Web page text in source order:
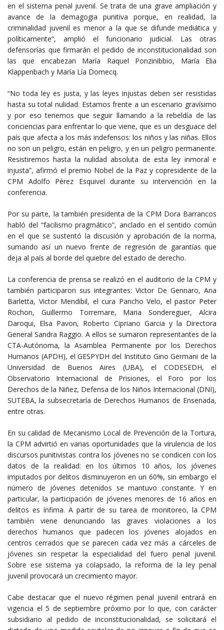
en el sistema penal juvenil. Se trata de una grave ampliación y
avance de la demagogia punitiva porque, en realidad, la
criminalidad juvenil es menor a la que se difunde mediática y
políticamente”, amplió el funcionario judicial. Las otras
defensorías que firmarán el pedido de inconstitucionalidad son
las que encabezan María Raquel Ponzinibbio, María Elia
Klappenbach y María Lía Domecq.
“No toda ley es justa, y las leyes injustas deben ser resistidas
hasta su total nulidad. Estamos frente a un escenario gravísimo
y por eso tenemos que seguir llamando a la rebeldía de las
conciencias para enfrentar lo que viene, que es un desguace del
país que afecta a los más indefensos: los niños y las niñas. Ellos
no son un peligro, están en peligro, y en un peligro permanente.
Resistiremos hasta la nulidad absoluta de esta ley inmoral e
injusta”, afirmó el premio Nobel de la Paz y copresidente de la
CPM Adolfo Pérez Esquivel durante su intervención en la
conferencia.
Por su parte, la también presidenta de la CPM Dora Barrancos
habló del “facilismo pragmático”, anclado en el sentido común
en el que se sustentó la discusión y aprobación de la norma,
sumando así un nuevo frente de regresión de garantías que
deja al país al borde del quiebre del estado de derecho.
La conferencia de prensa se realizó en el auditorio de la CPM y
también participaron sus integrantes: Victor De Gennaro, Ana
Barletta, Victor Mendibil, el cura Pancho Velo, el pastor Peter
Rochon, Guillermo Torremare, Maria Sondereguer, Alcira
Daroqui, Elsa Pavon, Roberto Cipriano Garcia y la Directora
General Sandra Raggio. A ellos se sumaron representantes de la
CTA-Autónoma, la Asamblea Permanente por los Derechos
Humanos (APDH), el GESPYDH del Instituto Gino Germani de la
Universidad de Buenos Aires (UBA), el CODESEDH, el
Observatorio Internacional de Prisiones, el Foro por los
Derechos de la Niñez, Defensa de los Niños Internacional (DNI),
SUTEBA, la subsecretaría de Derechos Humanos de Ensenada,
entre otras.
En su calidad de Mecanismo Local de Prevención de la Tortura,
la CPM advirtió en varias oportunidades que la virulencia de los
discursos punitivistas contra los jóvenes no se condicen con los
datos de la realidad: en los últimos 10 años, los jóvenes
imputados por delitos disminuyeron en un 60%, sin embargo el
número de jóvenes detenidos se mantuvo constante. Y en
particular, la participación de jóvenes menores de 16 años en
delitos es ínfima. A partir de su tarea de monitoreo, la CPM
también viene denunciando las graves violaciones a los
derechos humanos que padecen los jóvenes alojados en
centros cerrados que se parecen cada vez más a cárceles de
jóvenes sin respetar la especialidad del fuero penal juvenil.
Sobre ese sistema ya colapsado, la reforma de la ley penal
juvenil provocará un crecimiento mayor.
Cabe destacar que el nuevo régimen penal juvenil entrará en
vigencia el 5 de septiembre próximo por lo que, con carácter
subsidiario al pedido de inconstitucionalidad, se solicitará el